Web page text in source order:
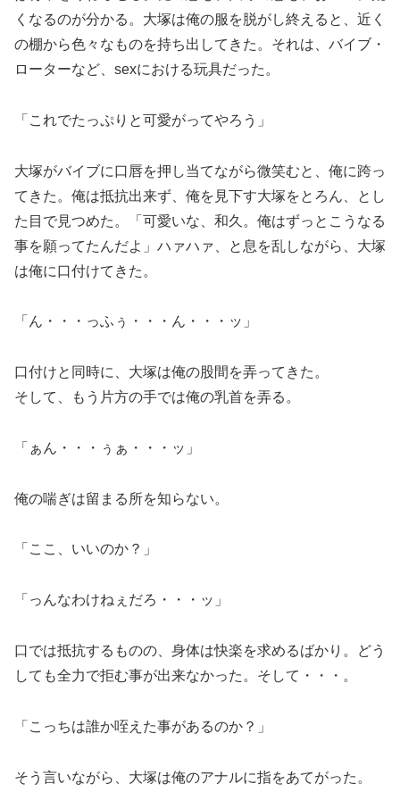
くなるのが分かる。大塚は俺の服を脱がし終えると、近く
の棚から色々なものを持ち出してきた。それは、バイブ・
ローターなど、sexにおける玩具だった。
「これでたっぷりと可愛がってやろう」
大塚がバイブに口唇を押し当てながら微笑むと、俺に跨っ
てきた。俺は抵抗出来ず、俺を見下す大塚をとろん、とし
た目で見つめた。「可愛いな、和久。俺はずっとこうなる
事を願ってたんだよ」ハァハァ、と息を乱しながら、大塚
は俺に口付けてきた。
「ん・・・っふぅ・・・ん・・・ッ」
口付けと同時に、大塚は俺の股間を弄ってきた。
そして、もう片方の手では俺の乳首を弄る。
「ぁん・・・ぅぁ・・・ッ」
俺の喘ぎは留まる所を知らない。
「ここ、いいのか？」
「っんなわけねぇだろ・・・ッ」
口では抵抗するものの、身体は快楽を求めるばかり。どう
しても全力で拒む事が出来なかった。そして・・・。
「こっちは誰か咥えた事があるのか？」
そう言いながら、大塚は俺のアナルに指をあてがった。